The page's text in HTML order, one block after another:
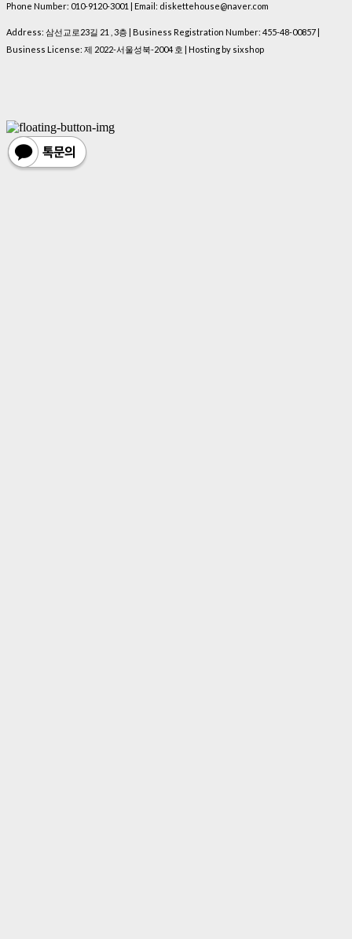
Phone Number: 010-9120-3001 | Email: diskettehouse@naver.com
Address: 삼선교로23길 21 , 3층 | Business Registration Number: 455-48-00857
Business License: 제 2022-서울성북-2004 호 | Hosting by sixshop